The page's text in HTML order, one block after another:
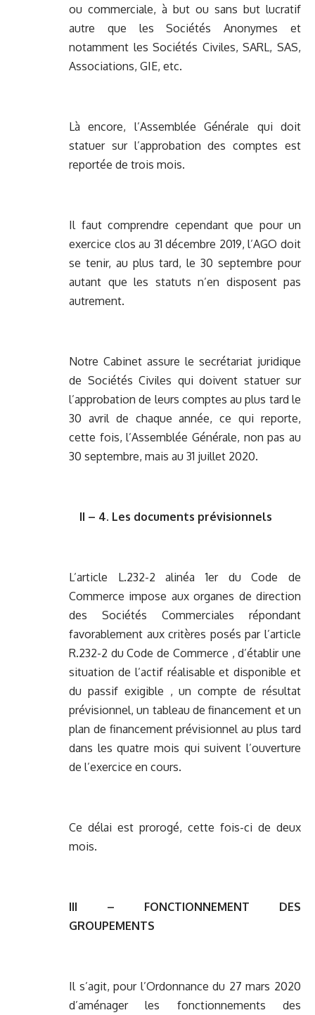
ou commerciale, à but ou sans but lucratif
autre que les Sociétés Anonymes et
notamment les Sociétés Civiles, SARL, SAS,
Associations, GIE, etc.
Là encore, l’Assemblée Générale qui doit
statuer sur l’approbation des comptes est
reportée de trois mois.
Il faut comprendre cependant que pour un
exercice clos au 31 décembre 2019, l’AGO doit
se tenir, au plus tard, le 30 septembre pour
autant que les statuts n’en disposent pas
autrement.
Notre Cabinet assure le secrétariat juridique
de Sociétés Civiles qui doivent statuer sur
l’approbation de leurs comptes au plus tard le
30 avril de chaque année, ce qui reporte,
cette fois, l’Assemblée Générale, non pas au
30 septembre, mais au 31 juillet 2020.
II – 4. Les documents prévisionnels
L’article L.232-2 alinéa 1er du Code de
Commerce impose aux organes de direction
des Sociétés Commerciales répondant
favorablement aux critères posés par l’article
R.232-2 du Code de Commerce , d’établir une
situation de l’actif réalisable et disponible et
du passif exigible , un compte de résultat
prévisionnel, un tableau de financement et un
plan de financement prévisionnel au plus tard
dans les quatre mois qui suivent l’ouverture
de l’exercice en cours.
Ce délai est prorogé, cette fois-ci de deux
mois.
III – FONCTIONNEMENT DES
GROUPEMENTS
Il s’agit, pour l’Ordonnance du 27 mars 2020
d’aménager les fonctionnements des